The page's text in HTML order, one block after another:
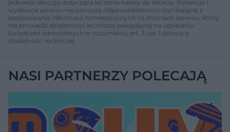
jednakże decyzja dotycząca leczenia należy do lekarza. Redakcja i
wydawca serwisu nie ponoszą odpowiedzialności wynikającej z
zastosowania informacji zamieszczonych na stronach serwisu, który
nie prowadzi działalności leczniczej polegającej na udzielaniu
świadczeń zdrowotnych w rozumieniu art. 3 ust 1 ustawy o
działalności leczniczej.
NASI PARTNERZY POLECAJĄ